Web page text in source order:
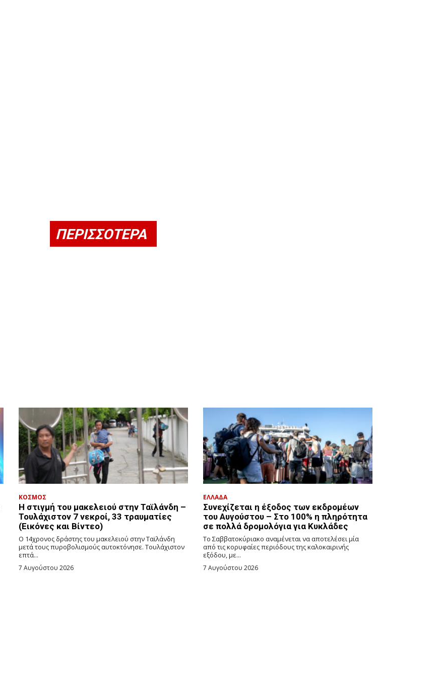
ΠΕΡΙΣΣΟΤΕΡΑ
ΚΟΣΜΟΣ
Η στιγμή του μακελειού στην Ταϊλάνδη –
Τουλάχιστον 7 νεκροί, 33 τραυματίες
(Εικόνες και Βίντεο)
Ο 14χρονος δράστης του μακελειού στην Ταϊλάνδη
μετά τους πυροβολισμούς αυτοκτόνησε. Τουλάχιστον
επτά...
7 Αυγούστου 2026
ΕΛΛΑΔΑ
Συνεχίζεται η έξοδος των εκδρομέων
του Αυγούστου – Στο 100% η πληρότητα
σε πολλά δρομολόγια για Κυκλάδες
Το Σαββατοκύριακο αναμένεται να αποτελέσει μία
από τις κορυφαίες περιόδους της καλοκαιρινής
εξόδου, με...
7 Αυγούστου 2026